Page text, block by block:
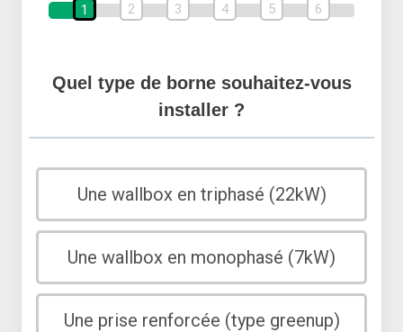
1 2 3 4 5 6
Quel type de borne souhaitez-vous
installer ?
Une wallbox en triphasé (22kW)
Une wallbox en monophasé (7kW)
Une prise renforcée (type greenup)